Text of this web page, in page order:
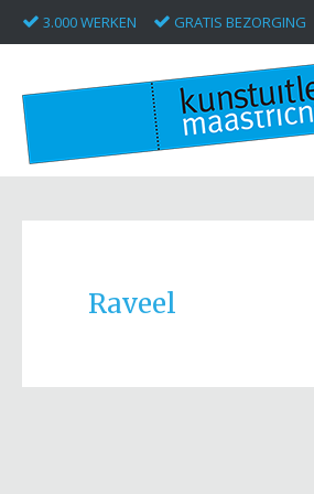
3.000 WERKEN GRATIS BEZORGING
Raveel